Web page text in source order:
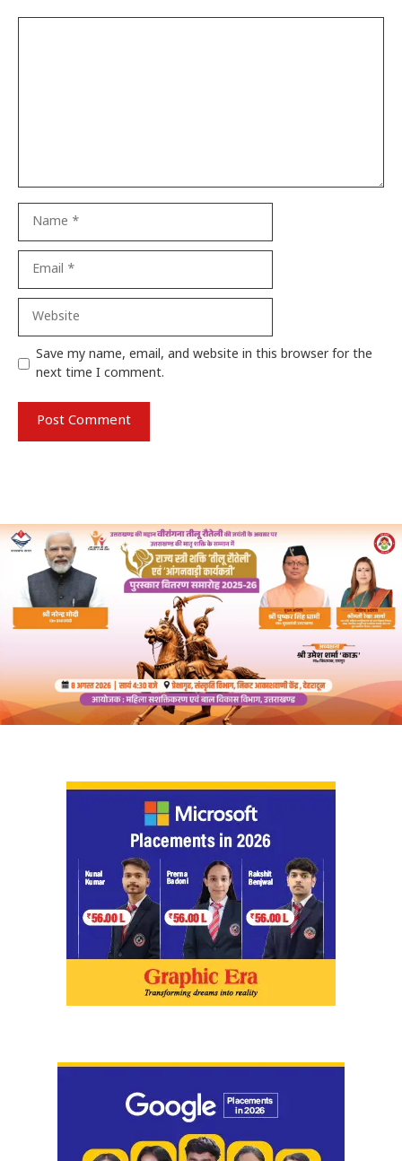
Website
Save my name, email, and website in this browser for the
next time I comment.